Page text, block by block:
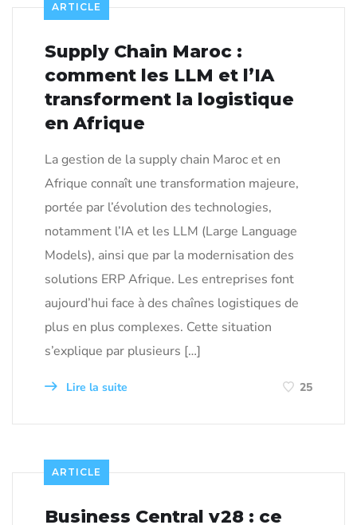
ARTICLE
Supply Chain Maroc :
comment les LLM et l’IA
transforment la logistique
en Afrique
La gestion de la supply chain Maroc et en
Afrique connaît une transformation majeure,
portée par l’évolution des technologies,
notamment l’IA et les LLM (Large Language
Models), ainsi que par la modernisation des
solutions ERP Afrique. Les entreprises font
aujourd’hui face à des chaînes logistiques de
plus en plus complexes. Cette situation
s’explique par plusieurs […]
Lire la suite 25
ARTICLE
Business Central v28 : ce